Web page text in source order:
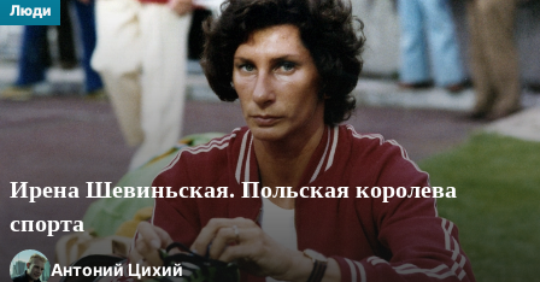
Люди
Ирена Шевиньская. Польская королева
спорта
Антоний Цихий